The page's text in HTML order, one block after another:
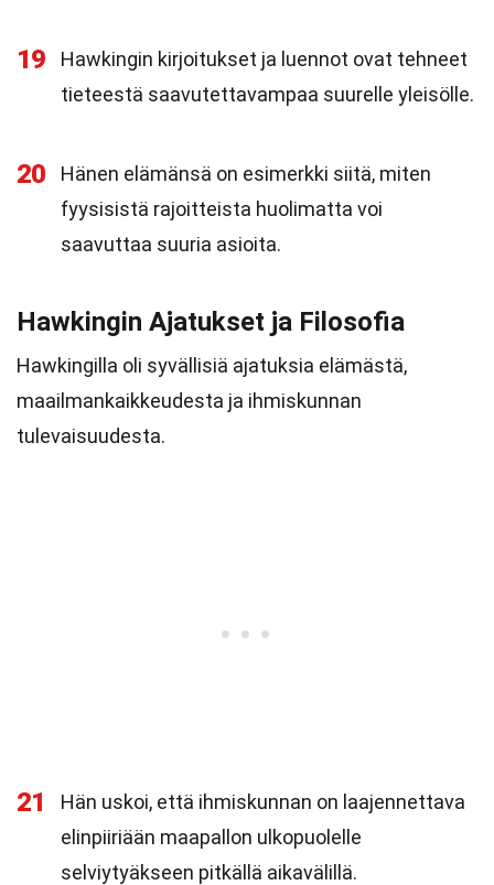
19
Hawkingin kirjoitukset ja luennot ovat tehneet
tieteestä saavutettavampaa suurelle yleisölle.
20
Hänen elämänsä on esimerkki siitä, miten
fyysisistä rajoitteista huolimatta voi
saavuttaa suuria asioita.
Hawkingin Ajatukset ja Filosofia
Hawkingilla oli syvällisiä ajatuksia elämästä,
maailmankaikkeudesta ja ihmiskunnan
tulevaisuudesta.
21
Hän uskoi, että ihmiskunnan on laajennettava
elinpiiriään maapallon ulkopuolelle
selviytyäkseen pitkällä aikavälillä.